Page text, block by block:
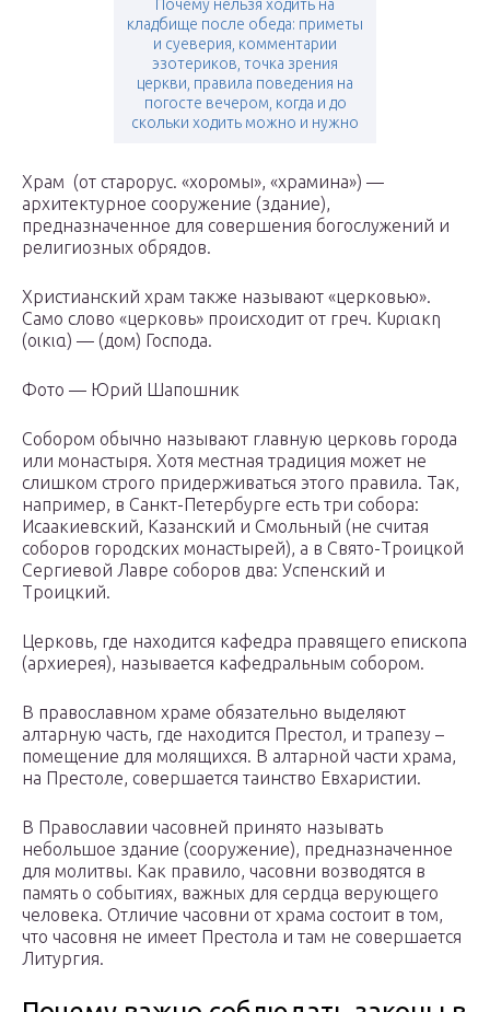
Почему нельзя ходить на
кладбище после обеда: приметы
и суеверия, комментарии
эзотериков, точка зрения
церкви, правила поведения на
погосте вечером, когда и до
скольки ходить можно и нужно
Храм (от старорус. «хоромы», «храмина») —
архитектурное сооружение (здание),
предназначенное для совершения богослужений и
религиозных обрядов.
Христианский храм также называют «церковью».
Само слово «церковь» происходит от греч. Κυριακη
(οικια) — (дом) Господа.
Фото — Юрий Шапошник
Собором обычно называют главную церковь города
или монастыря. Хотя местная традиция может не
слишком строго придерживаться этого правила. Так,
например, в Санкт-Петербурге есть три собора:
Исаакиевский, Казанский и Смольный (не считая
соборов городских монастырей), а в Свято-Троицкой
Сергиевой Лавре соборов два: Успенский и
Троицкий.
Церковь, где находится кафедра правящего епископа
(архиерея), называется кафедральным собором.
В православном храме обязательно выделяют
алтарную часть, где находится Престол, и трапезу –
помещение для молящихся. В алтарной части храма,
на Престоле, совершается таинство Евхаристии.
В Православии часовней принято называть
небольшое здание (сооружение), предназначенное
для молитвы. Как правило, часовни возводятся в
память о событиях, важных для сердца верующего
человека. Отличие часовни от храма состоит в том,
что часовня не имеет Престола и там не совершается
Литургия.